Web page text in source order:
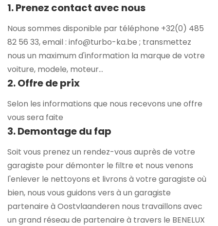
1. Prenez contact avec nous
Nous sommes disponible par téléphone +32(0) 485
82 56 33, email : info@turbo-ka.be ; transmettez
nous un maximum d'information la marque de votre
voiture, modele, moteur...
2. Offre de prix
Selon les informations que nous recevons une offre
vous sera faite
3. Demontage du fap
Soit vous prenez un rendez-vous auprès de votre
garagiste pour démonter le filtre et nous venons
l'enlever le nettoyons et livrons à votre garagiste où
bien, nous vous guidons vers à un garagiste
partenaire à Oostvlaanderen nous travaillons avec
un grand réseau de partenaire à travers le BENELUX